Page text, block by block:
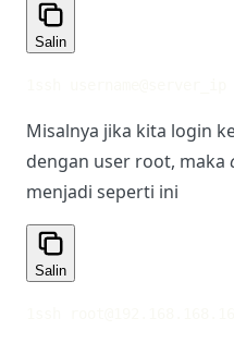
Salin
Misalnya jika kita login
dengan user root, maka
menjadi seperti ini
Salin